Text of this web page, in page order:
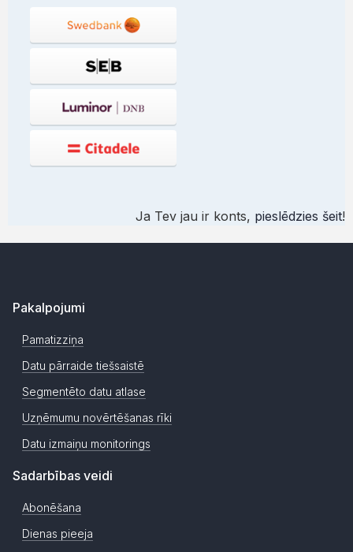
Ja Tev jau ir konts, pieslēdzies šeit!
Pakalpojumi
Pamatizziņa
Datu pārraide tiešsaistē
Segmentēto datu atlase
Uzņēmumu novērtēšanas rīki
Datu izmaiņu monitorings
Sadarbības veidi
Abonēšana
Dienas pieeja